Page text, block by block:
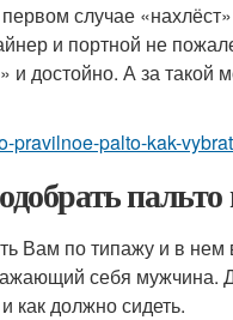
случае
и портной не
и достойно. А за такой
pravilnoe-palto-kak-
Вам по типажу и в
себя мужчина.
как должно сидеть.